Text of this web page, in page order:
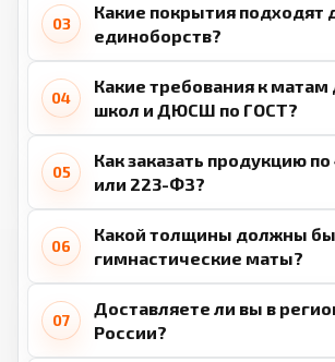
03
Какие покрытия подходят
единоборств?
04
Какие требования к матам
школ и ДЮСШ по ГОСТ?
05
Как заказать продукцию
или 223-ФЗ?
06
Какой толщины должны
гимнастические маты?
07
Доставляете ли вы в
России?